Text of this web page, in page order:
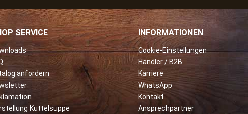
SERVICE
anfordern
Kuttelsuppe
INFORMATIONEN
Cookie-Einstellungen
Händler / B2B
Karriere
WhatsApp
Kontakt
Ansprechpartner